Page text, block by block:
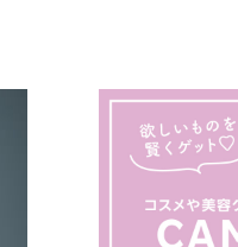
Rakuten Link